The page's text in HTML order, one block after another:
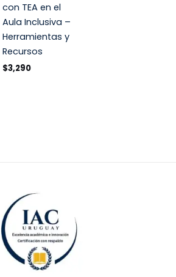
con TEA en el
Aula Inclusiva –
Herramientas y
Recursos
$3,290